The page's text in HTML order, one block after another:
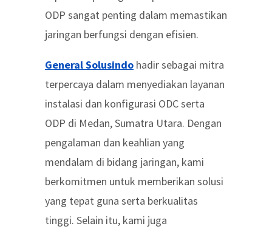
ODP sangat penting dalam memastikan
jaringan berfungsi dengan efisien.
General Solusindo hadir sebagai mitra
terpercaya dalam menyediakan layanan
instalasi dan konfigurasi ODC serta
ODP di Medan, Sumatra Utara. Dengan
pengalaman dan keahlian yang
mendalam di bidang jaringan, kami
berkomitmen untuk memberikan solusi
yang tepat guna serta berkualitas
tinggi. Selain itu, kami juga